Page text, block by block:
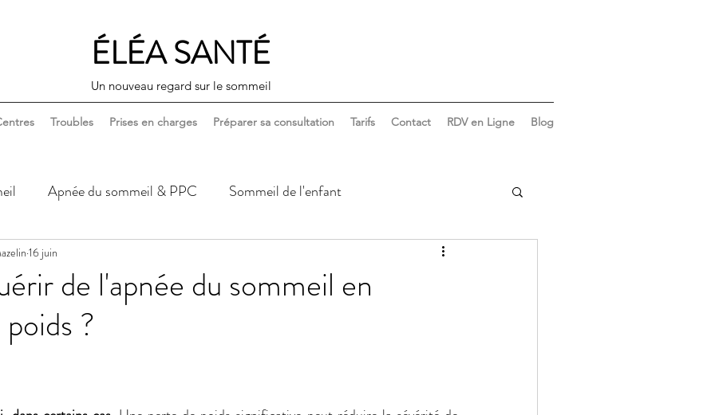
ÉLÉA SANTÉ
Un nouveau regard sur le sommeil
Troubles Prises en charges Préparer sa consultation Tarifs Contact RDV en Ligne Blog
Apnée du sommeil & PPC Sommeil de l'enfant
corps & santé
de l'apnée du sommeil en
?
16 juin